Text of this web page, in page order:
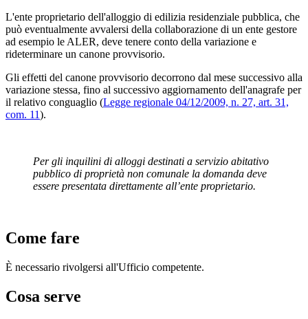
L'ente proprietario dell'alloggio di edilizia residenziale pubblica, che
può eventualmente avvalersi della collaborazione di un ente gestore
ad esempio le ALER, deve tenere conto della variazione e
rideterminare un canone provvisorio.
Gli effetti del canone provvisorio decorrono dal mese successivo alla
variazione stessa, fino al successivo aggiornamento dell'anagrafe per
il relativo conguaglio (Legge regionale 04/12/2009, n. 27, art. 31,
com. 11).
Per gli inquilini di alloggi destinati a servizio abitativo
pubblico di proprietà non comunale la domanda deve
essere presentata direttamente all’ente proprietario.
Come fare
È necessario rivolgersi all'Ufficio competente.
Cosa serve